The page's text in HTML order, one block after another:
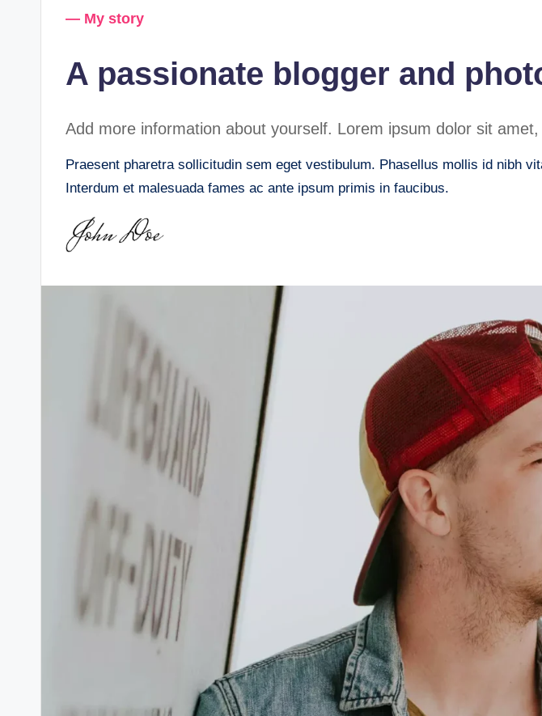
— My story
A passionate blogger and
Add more information about yourself. Lorem ipsum dolor sit
Praesent pharetra sollicitudin sem eget vestibulum. Phasellus mollis id nibh
Interdum et malesuada fames ac ante ipsum primis in faucibus.